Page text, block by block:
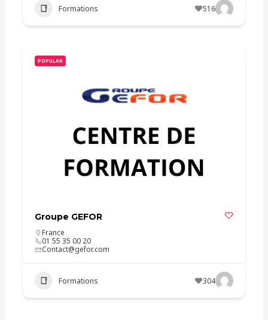
Formations 516
POPULAR
Groupe GEFOR
France
01 55 35 00 20
Contact@gefor.com
Formations 304